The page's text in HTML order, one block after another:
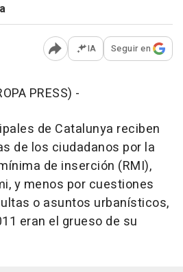
Abrir opciones para
IA Seguir en
PRESS) -
de Catalunya reciben
de los ciudadanos por la
de inserción (RMI),
y menos por cuestiones
o asuntos urbanísticos,
eran el grueso de su